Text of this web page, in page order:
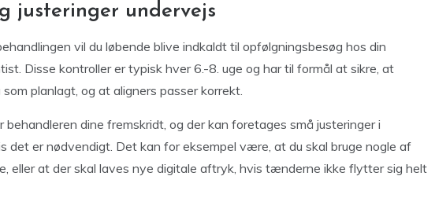
justeringer undervejs
vil du løbende blive indkaldt til opfølgningsbesøg hos din
Disse kontroller er typisk hver 6.-8. uge og har til formål at sikre, at
planlagt, og at aligners passer korrekt.
behandleren dine fremskridt, og der kan foretages små justeringer i
det er nødvendigt. Det kan for eksempel være, at du skal bruge nogle af
eller at der skal laves nye digitale aftryk, hvis tænderne ikke flytter sig helt